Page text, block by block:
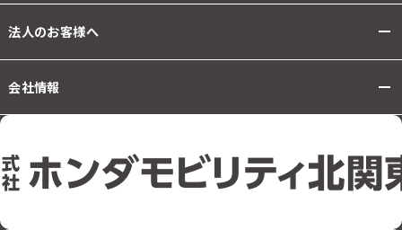
法人のお客様へ
会社情報